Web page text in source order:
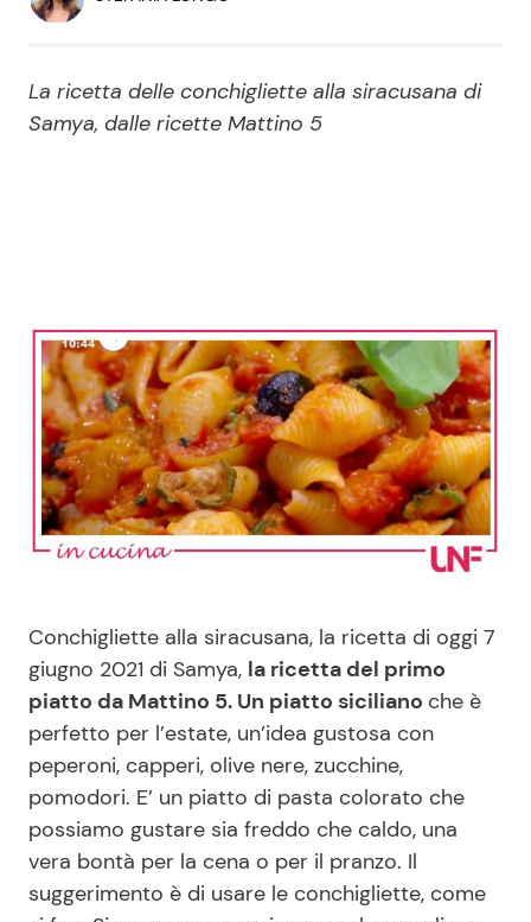
Economia
Persone Scomparse Programmi TV
News Cinema
News Musica
News Spettacolo
News dal mondo
Casa
Moda e Style
Mondo Mamma
News benessere
Salute
Cucina e Ricette
Consigli di Cucina
Dolci
Le Ricette in TV
Primi Piatti
Ricette Facili e Veloci
La ricetta delle conchigliette alla siracusana di
Samya, dalle ricette Mattino 5
Conchigliette alla siracusana, la ricetta di oggi 7
giugno 2021 di Samya, la ricetta del primo
piatto da Mattino 5. Un piatto siciliano che è
perfetto per l’estate, un’idea gustosa con
peperoni, capperi, olive nere, zucchine,
pomodori. E’ un piatto di pasta colorato che
possiamo gustare sia freddo che caldo, una
vera bontà per la cena o per il pranzo. Il
suggerimento è di usare le conchigliette, come